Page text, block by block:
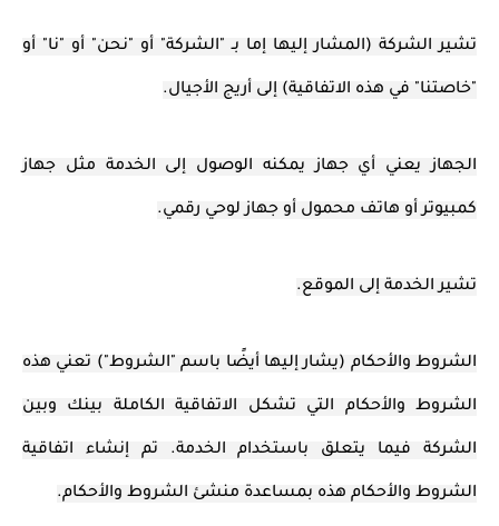
تشير الشركة (المشار إليها إما بـ "الشركة" أو "نحن" أو "نا" أو
"خاصتنا" في هذه الاتفاقية) إلى أريج الأجيال.
الجهاز يعني أي جهاز يمكنه الوصول إلى الخدمة مثل جهاز
كمبيوتر أو هاتف محمول أو جهاز لوحي رقمي.
تشير الخدمة إلى الموقع.
الشروط والأحكام (يشار إليها أيضًا باسم "الشروط") تعني هذه
الشروط والأحكام التي تشكل الاتفاقية الكاملة بينك وبين
الشركة فيما يتعلق باستخدام الخدمة. تم إنشاء اتفاقية
الشروط والأحكام هذه بمساعدة منشئ الشروط والأحكام.